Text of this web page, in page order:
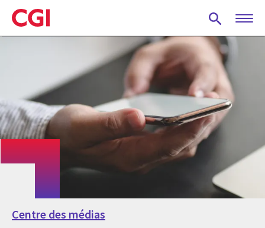
Skip
to
main
Centre des médias